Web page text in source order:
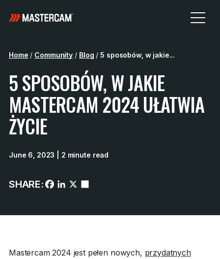
Home / Community / Blog / 5 sposobów, w jakie...
5 SPOSOBÓW, W JAKIE
MASTERCAM 2024 UŁATWIA
ŻYCIE
June 6, 2023 | 2 minute read
SHARE:
Mastercam 2024 jest pełen nowych, przydatnych